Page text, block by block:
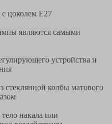
с цоколем Е27
являются самыми
устройства и
стеклянной колбы матового
накала или